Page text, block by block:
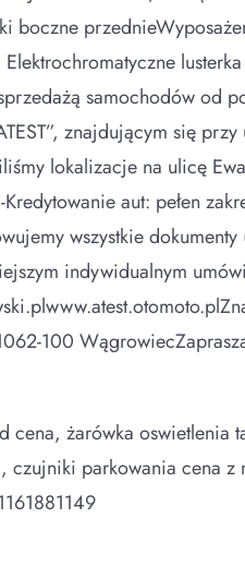
boczne
samochodów
znajdującym się
lokalizacje na ulicę
aut: pełen
wszystkie
indywidualnym
100
cena, żarówka
czujniki parkowania cena